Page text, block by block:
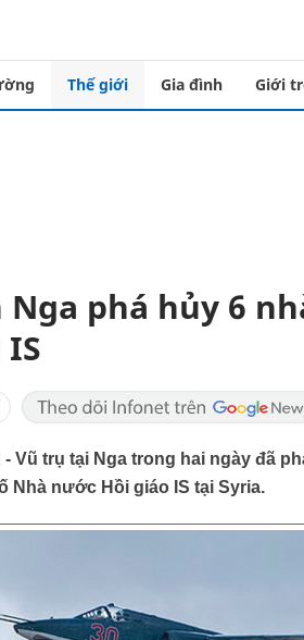
Thế giới Gia đình Giới
phá hủy 6
Vũ trụ tại Nga trong hai ngày đã
Nhà nước Hồi giáo IS tại Syria.